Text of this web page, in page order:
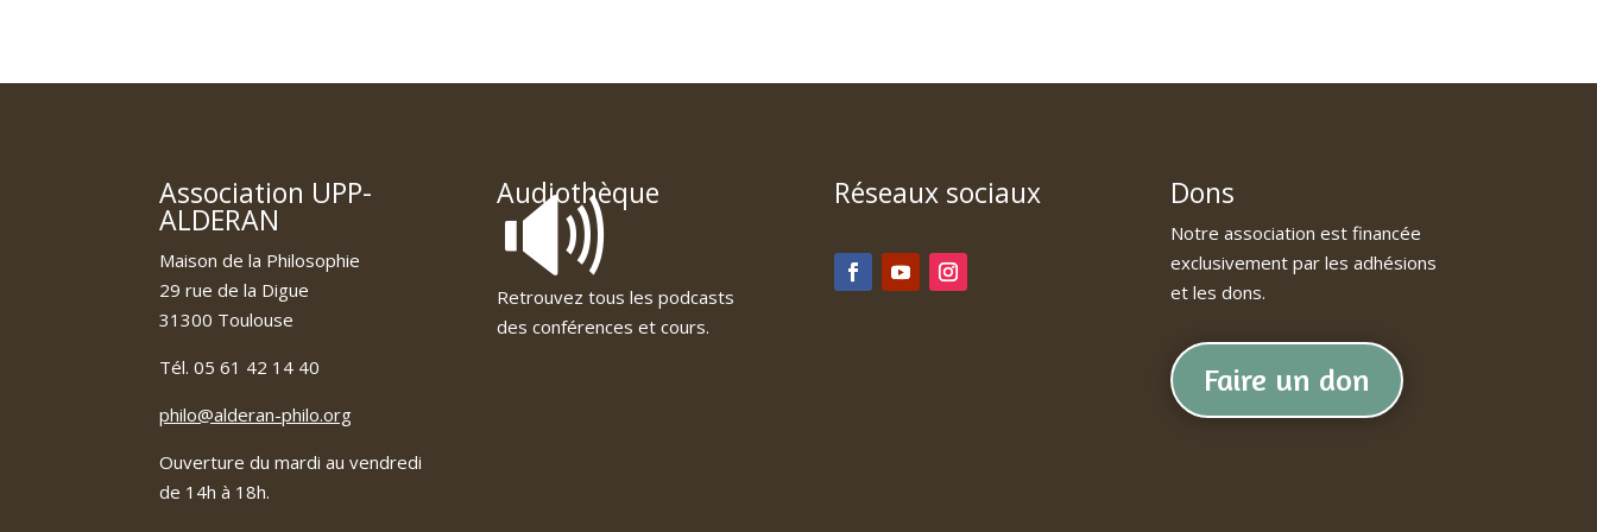
Association UPP-
ALDERAN
Maison de la Philosophie
29 rue de la Digue
31300 Toulouse
Tél. 05 61 42 14 40
philo@alderan-philo.org
Ouverture du mardi au vendredi
de 14h à 18h.
Audiothèque
🔊
Retrouvez tous les podcasts
des conférences et cours.
Réseaux sociaux Dons
Notre association est financée
exclusivement par les adhésions
et les dons.
Faire un don